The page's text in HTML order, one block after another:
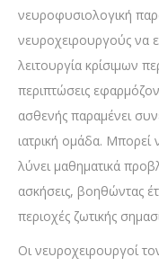
νευροφυσιολογική
νευροχειρουργούς να
λειτουργία κρίσιμων
περιπτώσεις
ασθενής παραμένει
ιατρική ομάδα. Μπορεί
λύνει μαθηματικά
ασκήσεις, βοηθώντας
περιοχές ζωτικής
Οι νευροχειρουργοί